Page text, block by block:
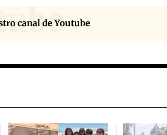
canal de Youtube